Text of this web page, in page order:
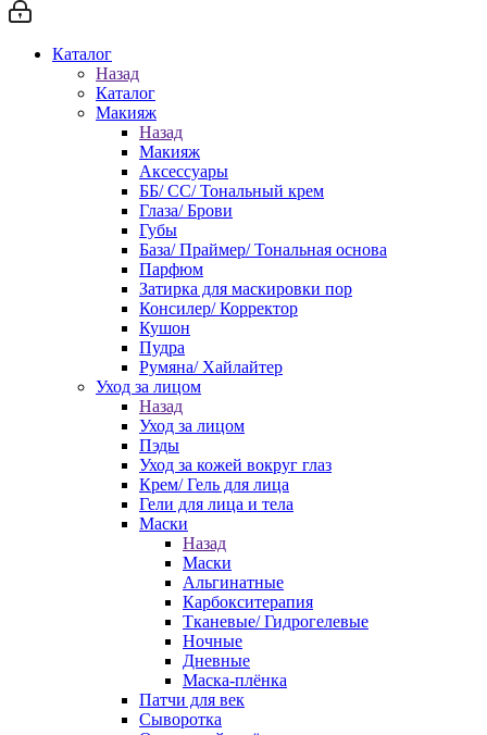
Каталог
Назад
Каталог
Макияж
Назад
Макияж
Аксессуары
ББ/ СС/ Тональный крем
Глаза/ Брови
Губы
База/ Праймер/ Тональная основа
Парфюм
Затирка для маскировки пор
Консилер/ Корректор
Кушон
Пудра
Румяна/ Хайлайтер
Уход за лицом
Назад
Уход за лицом
Пэды
Уход за кожей вокруг глаз
Крем/ Гель для лица
Гели для лица и тела
Маски
Назад
Маски
Альгинатные
Карбокситерапия
Тканевые/ Гидрогелевые
Ночные
Дневные
Маска-плёнка
Патчи для век
Сыворотка